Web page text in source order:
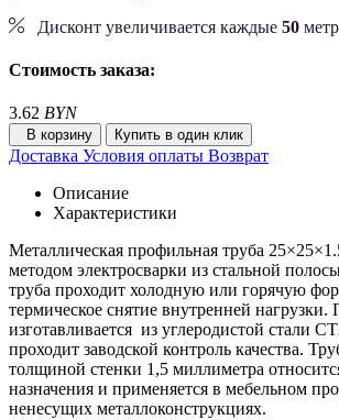
Дисконт увеличивается каждые 50
Стоимость заказа:
3.62 BYN
В корзину Купить в один клик
Доставка Условия оплаты Возврат
Описание
Характеристики
Металлическая профильная труба
методом электросварки из стальной
труба проходит холодную или горячую
термическое снятие внутренней нагрузки.
изготавливается из углеродистой стали
проходит заводской контроль качества.
толщиной стенки 1,5 миллиметра
назначения и применяется в мебельном
ненесущих металлоконструкциях.